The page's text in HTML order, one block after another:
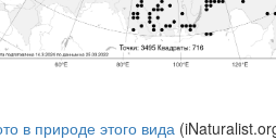
в природе этого вида